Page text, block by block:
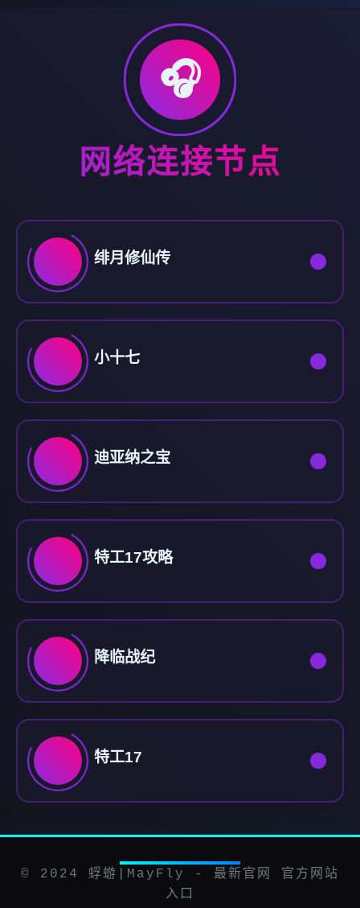
🎧
网络连接节点
绯月修仙传
小十七
迪亚纳之宝
特工17攻略
降临战纪
特工17
© 2024 蜉蝣|MayFly - 最新官网 官方网站
入口